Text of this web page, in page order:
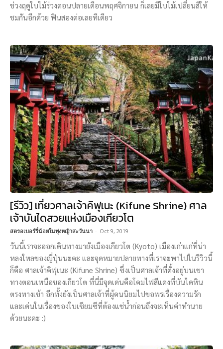
ช่วงฤดูใบไม้ร่วงตอนปลายเดือนพฤศจิกายน ก็เลยมีใบไม้เปลี่ยนสีให้
ชมกันอีกด้วย ฟินสองต่อเลยทีเดียว
[รีวิว] เที่ยวศาลเจ้าคิฟุเนะ (Kifune Shrine) ศาล
เจ้าบันไดสวยแห่งเมืองเกียวโต
สตรอเบอร์รี่น้อยในทุ่งหญ้าสะวันนา - Oct 9, 2019
วันนี้เราจะออกเดินทางมายังเมืองเกียวโต (Kyoto) เมืองเก่าแก่ที่น่า
หลงใหลของญี่ปุ่นนะคะ และจุดหมายปลายทางที่เราจะพาไปในรีวิวนี้
ก็คือ ศาลเจ้าคิฟุเนะ (Kifune Shrine) ซึ่งเป็นศาลเจ้าที่ตั้งอยู่บนเขา
ทางตอนเหนือของเกียวโต ที่นี่มีจุดเด่นคือโคมไฟสีแดงที่บันไดหิน
ตรงทางเข้า อีกทั้งยังเป็นศาลเจ้าที่ผู้คนนิยมไปขอพรเรื่องความรัก
และเด่นในเรื่องของใบเซียมซีที่ต้องแช่น้ำก่อนถึงจะเห็นคำทำนาย
ด้วยนะคะ :)